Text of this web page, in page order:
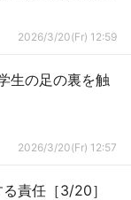
2026/3/20(Fr) 12:59
生の足の裏を触
2026/3/20(Fr) 12:57
責任［3/20］